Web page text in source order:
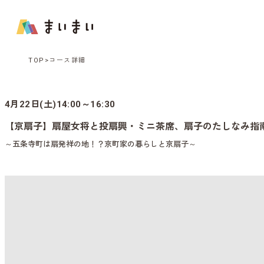
TOP コース詳細
4月22日(土)14:00～16:30
【京扇子】扇屋女将と投扇興・ミニ茶席、扇子のたしなみ指
～五条寺町は扇発祥の地！？京町家の暮らしと京扇子～